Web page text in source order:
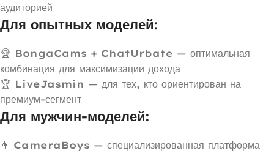
аудиторией
Для опытных моделей:
🏆 BongaCams + ChatUrbate — оптимальная
комбинация для максимизации дохода
🏆 LiveJasmin — для тех, кто ориентирован на
премиум-сегмент
Для мужчин-моделей:
👨 CameraBoys — специализированная платформа